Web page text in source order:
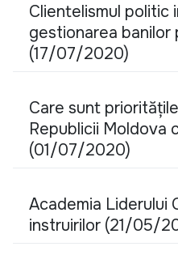
Clientelismul politic
gestionarea banilor
(17/07/2020)
Care sunt
Republicii Moldova
(01/07/2020)
Academia Liderului
instruirilor (21/05/